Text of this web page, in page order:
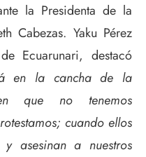
la Presidenta de la
Cabezas. Yaku Pérez
Ecuarunari, destacó
en la cancha de la
que no tenemos
cuando ellos
y asesinan a nuestros